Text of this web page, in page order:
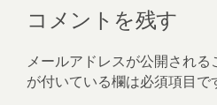
コメントを残す
メールアドレスが公開される
が付いている欄は必須項目で